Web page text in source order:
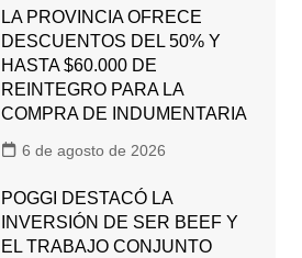
LA PROVINCIA OFRECE
DESCUENTOS DEL 50% Y
HASTA $60.000 DE
REINTEGRO PARA LA
COMPRA DE INDUMENTARIA
6 de agosto de 2026
POGGI DESTACÓ LA
INVERSIÓN DE SER BEEF Y
EL TRABAJO CONJUNTO